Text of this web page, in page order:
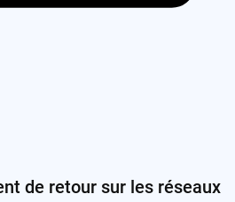
de retour sur les réseaux